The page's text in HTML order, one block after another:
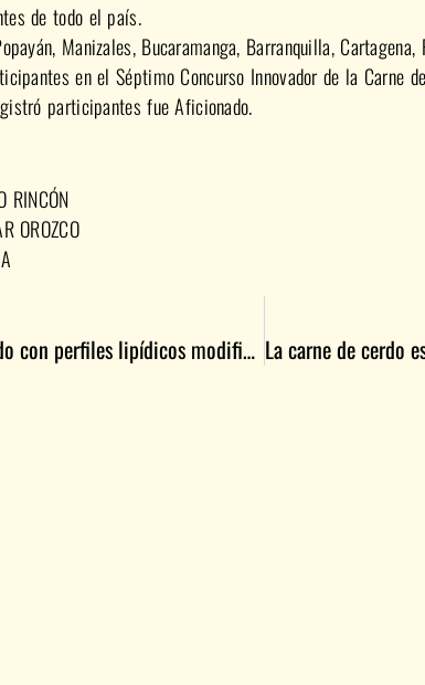
de todo el país.
Manizales, Bucaramanga, Barranquilla,
en el Séptimo Concurso Innovador de la Carne
participantes fue Aficionado.
RINCÓN
OROZCO
Consumo de carne de cerdo con perfiles lipídicos modificados por fritura y salud cardiovascular